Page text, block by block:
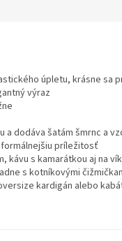
úpletu, krásne sa
výraz
dodáva šatám šmrnc a
príležitosť
kávu s kamarátkou aj na
s kotníkovými
kardigán alebo